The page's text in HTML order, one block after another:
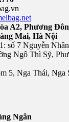
A2, Phương
Mai, Hà Nội
số 7 Nguyễn
Ngô Thì Sỹ,
5, Nga Thái, Nga
Ngân